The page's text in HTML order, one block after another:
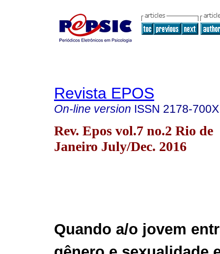
Revista EPOS
On-line version ISSN 2178-700X
Rev. Epos vol.7 no.2 Rio de
Janeiro July/Dec. 2016
Quando a/o jovem